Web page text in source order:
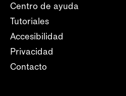
Centro de ayuda
Tutoriales
Accesibilidad
Privacidad
Contacto